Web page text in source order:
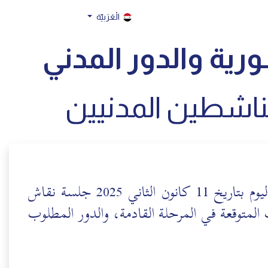
الْعَرَبيّة
والدور المدني
المدنيين
عقدت حركة البناء الوطني في مكتبها بدمشق اليوم بتاريخ 11 كانون الثاني 2025 جلسة نقاش
في المرحلة القادمة، والدور المطلوب